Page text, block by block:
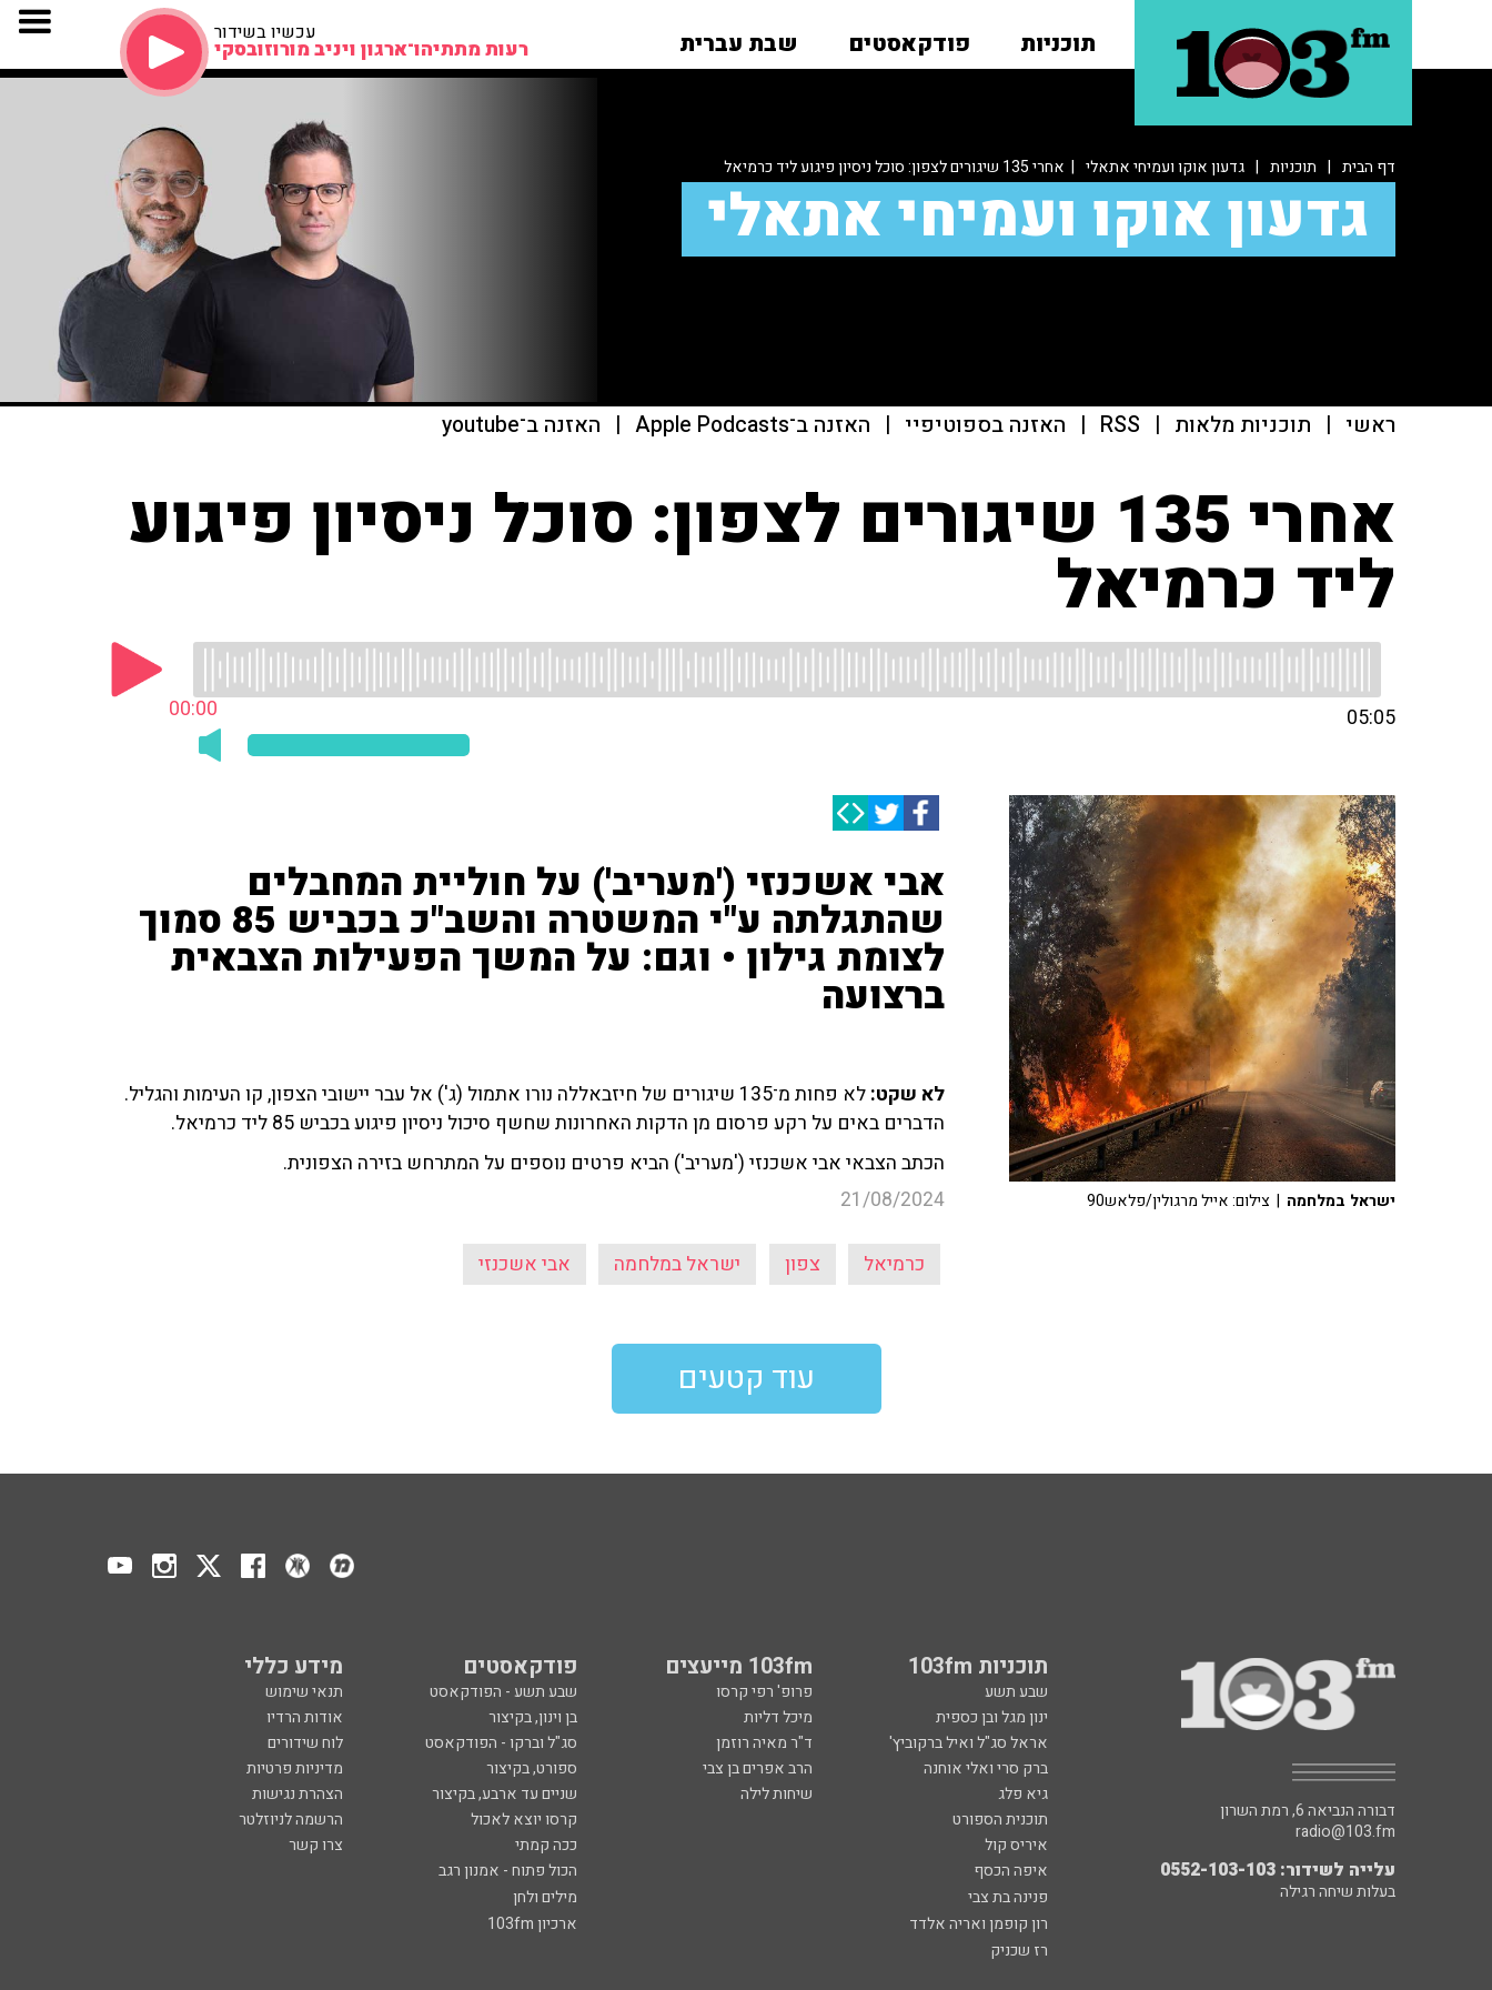
תוכניות פודקאסטים שבת עברית עכשיו בשידור
רעות מתתיהו־ארגון ויניב מורוזובסקי
דף הבית | תוכניות | גדעון אוקו ועמיחי אתאלי | אחרי 135 שיגורים לצפון: סוכל ניסיון פיגוע ליד כרמיאל
גדעון אוקו ועמיחי אתאלי
ראשי | תוכניות מלאות |
RSS
| האזנה בספוטיפיי | האזנה ב־Apple Podcasts | האזנה ב־youtube
אחרי 135 שיגורים לצפון: סוכל ניסיון פיגוע
ליד כרמיאל
00:00 05:05
אבי אשכנזי ('מעריב') על חוליית המחבלים
שהתגלתה ע"י המשטרה והשב"כ בכביש 85 סמוך
לצומת גילון • וגם: על המשך הפעילות הצבאית
ברצועה
לא שקט:
לא פחות מ־135 שיגורים של חיזבאללה נורו אתמול (ג') אל עבר יישובי הצפון, קו העימות והגליל.
הדברים באים על רקע פרסום מן הדקות האחרונות שחשף סיכול ניסיון פיגוע בכביש 85 ליד כרמיאל.
הכתב הצבאי אבי אשכנזי ('מעריב') הביא פרטים נוספים על המתרחש בזירה הצפונית.
21/08/2024
כרמיאל צפון ישראל במלחמה אבי אשכנזי
ישראל במלחמה | צילום: אייל מרגולין/פלאש90
עוד קטעים
תוכניות 103fm 103fm מייעצים פודקאסטים מידע כללי
שבע תשע פרופ' רפי קרסו שבע תשע - הפודקאסט
תנאי שימוש
ינון מגל ובן כספית
מיכל דליות בן וינון, בקיצור
אודות הרדיו
אראל סג"ל ואיל ברקוביץ'
ד"ר מאיה רוזמן סג"ל וברקו - הפודקאסט
לוח שידורים
ברק סרי ואלי אוחנה
הרב אפרים בן צבי ספורט, בקיצור
מדיניות פרטיות
גיא פלג
שיחות לילה שניים עד ארבע, בקיצור
הצהרת נגישות
תוכנית הספורט
קרסו יוצא לאכול
הרשמה לניוזלטר
איריס קול
ככה קמתי
צרו קשר
איפה הכסף
הכול פתוח - אמנון רגב
פנינה בת צבי
מילים ולחן
רון קופמן ואריה אלדד
ארכיון 103fm
רז שכניק
דבורה הנביאה 6, רמת השרון
radio@103.fm
עלייה לשידור: 0552-103-103
בעלות שיחה רגילה